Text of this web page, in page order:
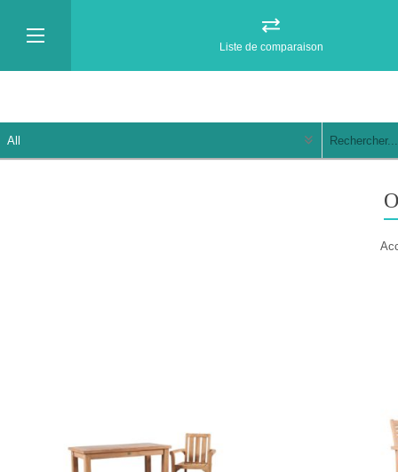
Liste de comparaison